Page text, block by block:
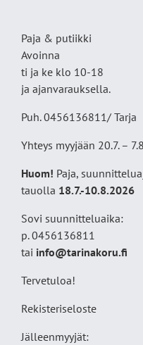
Paja & putiikki
Avoinna
ti ja ke klo 10-18
ja ajanvarauksella.
Puh. 0456136811/ Tarja
Yhteys myyjään 20.7. –
Huom! Paja,
tauolla 18.7.-10.8.2026
Sovi suunnitteluaika:
p. 0456136811
tai info@tarinakoru.fi
Tervetuloa!
Rekisteriseloste
Jälleenmyyjät: